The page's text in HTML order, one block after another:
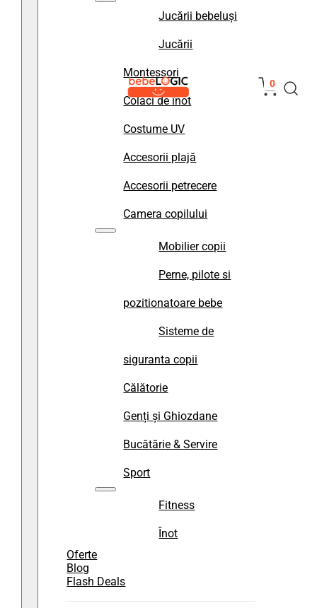
Jucării bebeluși
Jucării
Montessori
Colaci de înot
Costume UV
Accesorii plajă
Accesorii petrecere
Camera copilului
Mobilier copii
Perne, pilote si
pozitionatoare bebe
Sisteme de
siguranta copii
Călătorie
Genți și Ghiozdane
Bucătărie & Servire
Sport
Fitness
Înot
Oferte
Blog
Flash Deals
0